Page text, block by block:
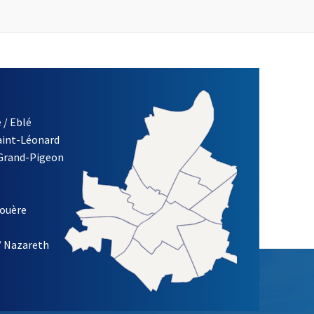
D'INFORMATION DE LA VILLE D'ANGERS
/ Eblé
Léonard
Pigeon
Nazareth